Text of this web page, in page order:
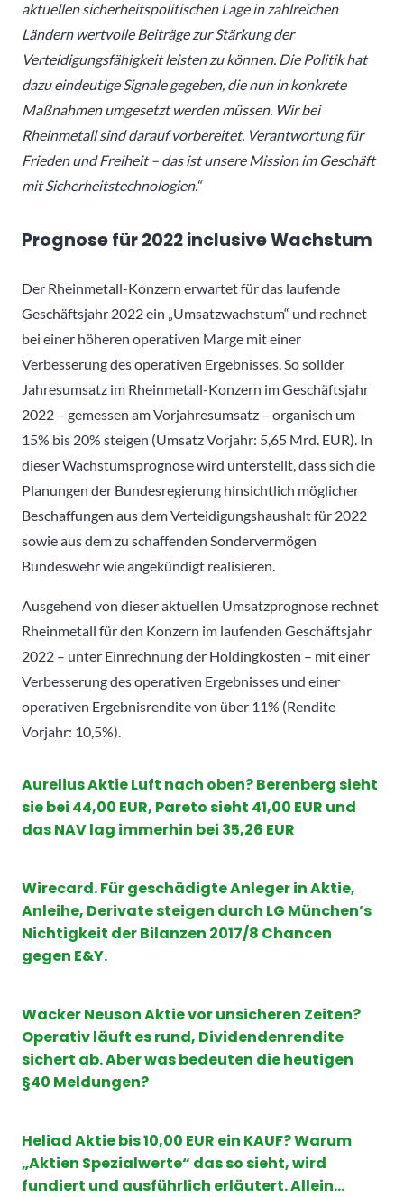
aktuellen sicherheitspolitischen Lage in zahlreichen
Ländern wertvolle Beiträge zur Stärkung der
Verteidigungsfähigkeit leisten zu können. Die Politik hat
dazu eindeutige Signale gegeben, die nun in konkrete
Maßnahmen umgesetzt werden müssen. Wir bei
Rheinmetall sind darauf vorbereitet. Verantwortung für
Frieden und Freiheit – das ist unsere Mission im Geschäft
mit Sicherheitstechnologien.“
Prognose für 2022 inclusive Wachstum
Der Rheinmetall-Konzern erwartet für das laufende
Geschäftsjahr 2022 ein „Umsatzwachstum“ und rechnet
bei einer höheren operativen Marge mit einer
Verbesserung des operativen Ergebnisses. So sollder
Jahresumsatz im Rheinmetall-Konzern im Geschäftsjahr
2022 – gemessen am Vorjahresumsatz – organisch um
15% bis 20% steigen (Umsatz Vorjahr: 5,65 Mrd. EUR). In
dieser Wachstumsprognose wird unterstellt, dass sich die
Planungen der Bundesregierung hinsichtlich möglicher
Beschaffungen aus dem Verteidigungshaushalt für 2022
sowie aus dem zu schaffenden Sondervermögen
Bundeswehr wie angekündigt realisieren.
Ausgehend von dieser aktuellen Umsatzprognose rechnet
Rheinmetall für den Konzern im laufenden Geschäftsjahr
2022 – unter Einrechnung der Holdingkosten – mit einer
Verbesserung des operativen Ergebnisses und einer
operativen Ergebnisrendite von über 11% (Rendite
Vorjahr: 10,5%).
AureliusAktieLuft nach oben?Berenbergsieht
sie bei 44,00 EUR, Paretosieht 41,00 EUR und
das NAV lag immerhin bei 35,26 EUR
Wirecard. Für geschädigte Anleger in Aktie,
Anleihe, Derivate steigen durch LG München’s
Nichtigkeit der Bilanzen 2017/8 Chancen
gegen E&Y.
Wacker Neuson Aktie vor unsicheren Zeiten?
Operativ läuft es rund, Dividendenrendite
sichert ab. Aber was bedeuten die heutigen
§40 Meldungen?
Heliad Aktie bis 10,00 EUR ein KAUF? Warum
„Aktien Spezialwerte“ das so sieht, wird
fundiert und ausführlich erläutert. Allein…